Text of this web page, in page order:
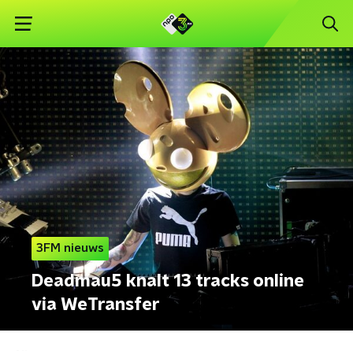
3FM nieuws
Deadmau5 knalt 13 tracks online
via WeTransfer